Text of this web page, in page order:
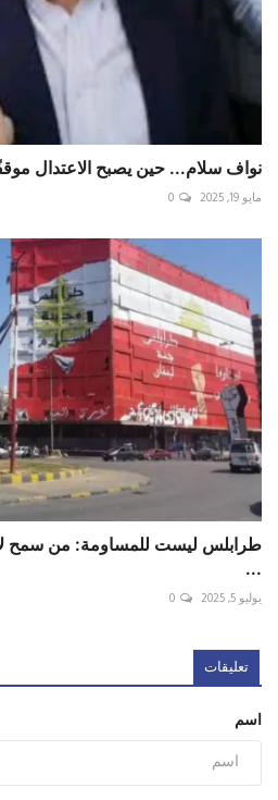
نواف سلام... حين يصبح الاعتدال
مايو 19, 2025 0
طرابلس ليست للمساومة: من سمح
...
يوليو 5, 2025 0
تعليقات
اسم